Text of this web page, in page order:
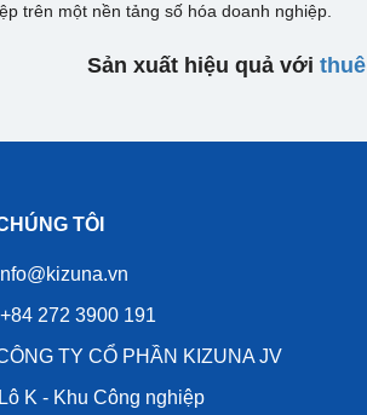
trên một nền tảng số hóa doanh nghiệp.
Sản xuất hiệu quả với
TÔI
+84 272 3900 191
TY CỔ PHẦN KIZUNA JV
Lô K - Khu Công nghiệp